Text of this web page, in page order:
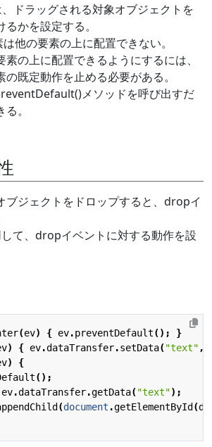
ドラッグされる対象オブジェクトを
かを設定する。
他の要素の上に配置できない。
素の上に配置できるようにするには、
既定動作を止める必要がある。
メソッドを呼び出すだ
。
ブジェクトをドロップすると、dropイ
て、dropイベントに対する動作を設
(ev) { ev.preventDefault();
}
) { ev.dataTransfer.setData("text" ,
)
{
();
ev.dataTransfer.getData("text");
(document .getElementById (